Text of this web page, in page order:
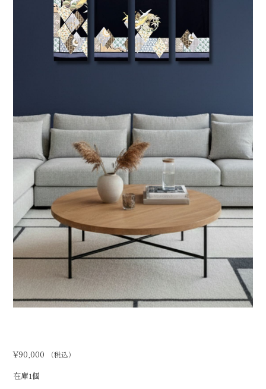
¥90,000 （税込）
在庫1個